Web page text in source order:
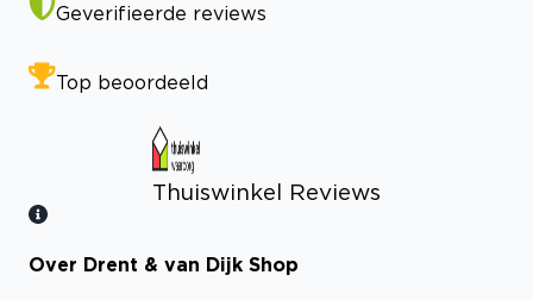
Geverifieerde reviews
Top beoordeeld
Thuiswinkel Reviews
Bekijk certificaat
Over Drent & van Dijk Shop